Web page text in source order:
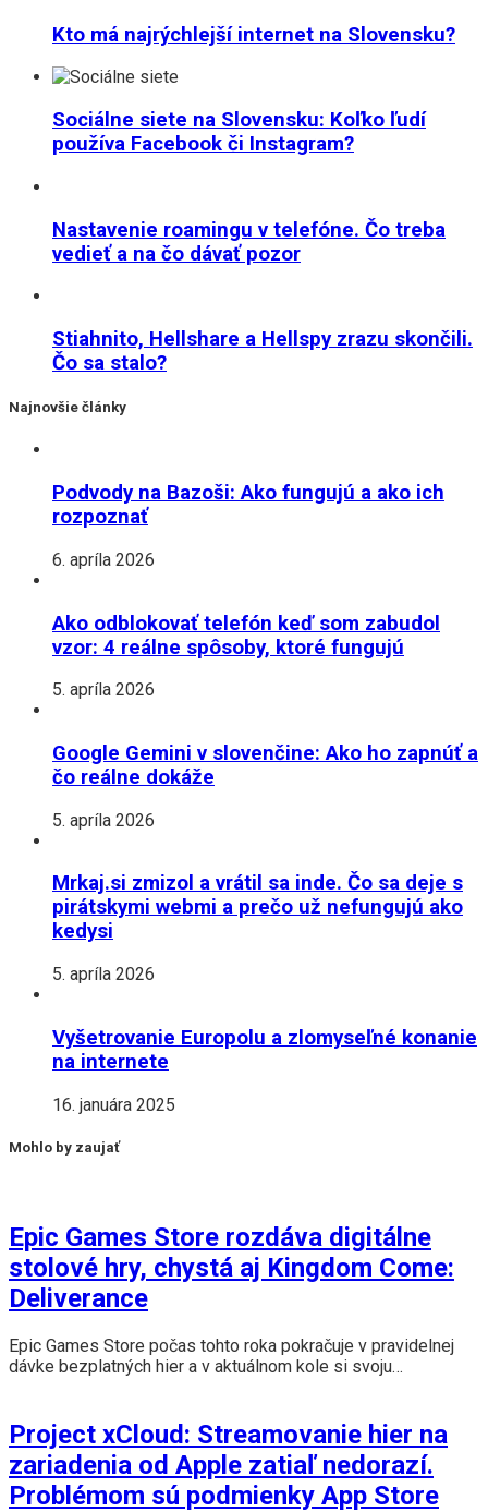
Kto má najrýchlejší internet na Slovensku?
Sociálne siete na Slovensku: Koľko ľudí
používa Facebook či Instagram?
Nastavenie roamingu v telefóne. Čo treba
vedieť a na čo dávať pozor
Stiahnito, Hellshare a Hellspy zrazu skončili.
Čo sa stalo?
Najnovšie články
Podvody na Bazoši: Ako fungujú a ako ich
rozpoznať
6. apríla 2026
Ako odblokovať telefón keď som zabudol
vzor: 4 reálne spôsoby, ktoré fungujú
5. apríla 2026
Google Gemini v slovenčine: Ako ho zapnúť a
čo reálne dokáže
5. apríla 2026
Mrkaj.si zmizol a vrátil sa inde. Čo sa deje s
pirátskymi webmi a prečo už nefungujú ako
kedysi
5. apríla 2026
Vyšetrovanie Europolu a zlomyseľné konanie
na internete
16. januára 2025
Mohlo by zaujať
Epic Games Store rozdáva digitálne
stolové hry, chystá aj Kingdom Come:
Deliverance
Epic Games Store počas tohto roka pokračuje v pravidelnej
dávke bezplatných hier a v aktuálnom kole si svoju…
Project xCloud: Streamovanie hier na
zariadenia od Apple zatiaľ nedorazí.
Problémom sú podmienky App Store